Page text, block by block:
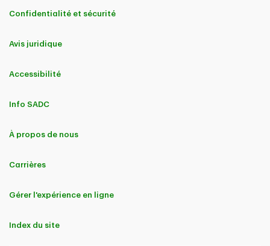
Confidentialité et sécurité
Avis juridique
Accessibilité
Info SADC
À propos de nous
Carrières
Gérer l'expérience en ligne
Index du site